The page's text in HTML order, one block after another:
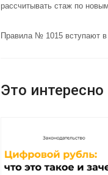
рассчитывать стаж по
Правила № 1015 вступают в
Это интересно